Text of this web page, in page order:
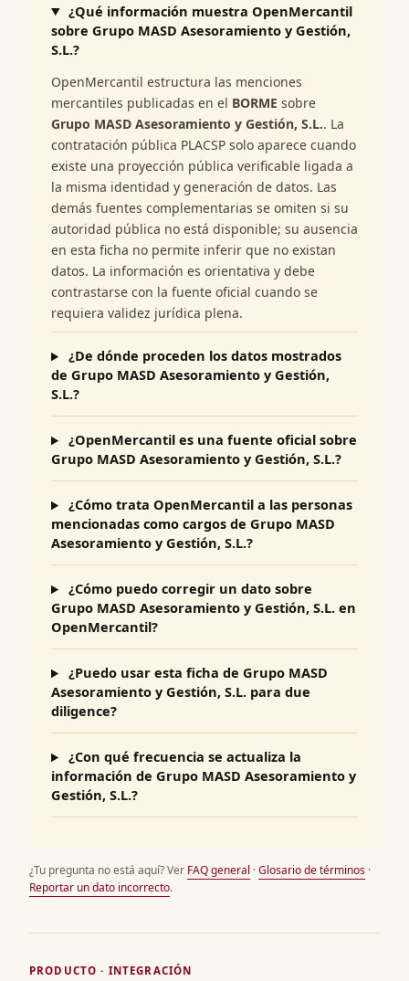
¿Qué información muestra OpenMercantil
sobre Grupo MASD Asesoramiento y Gestión,
S.L.?
OpenMercantil estructura las menciones
mercantiles publicadas en el BORME sobre
Grupo MASD Asesoramiento y Gestión, S.L.. La
contratación pública PLACSP solo aparece cuando
existe una proyección pública verificable ligada a
la misma identidad y generación de datos. Las
demás fuentes complementarias se omiten si su
autoridad pública no está disponible; su ausencia
en esta ficha no permite inferir que no existan
datos. La información es orientativa y debe
contrastarse con la fuente oficial cuando se
requiera validez jurídica plena.
¿De dónde proceden los datos mostrados
de Grupo MASD Asesoramiento y Gestión,
S.L.?
¿OpenMercantil es una fuente oficial sobre
Grupo MASD Asesoramiento y Gestión, S.L.?
¿Cómo trata OpenMercantil a las personas
mencionadas como cargos de Grupo MASD
Asesoramiento y Gestión, S.L.?
¿Cómo puedo corregir un dato sobre
Grupo MASD Asesoramiento y Gestión, S.L. en
OpenMercantil?
¿Puedo usar esta ficha de Grupo MASD
Asesoramiento y Gestión, S.L. para due
diligence?
¿Con qué frecuencia se actualiza la
información de Grupo MASD Asesoramiento y
Gestión, S.L.?
¿Tu pregunta no está aquí? Ver FAQ general ·Glosario de términos ·
Reportar un dato incorrecto.
PRODUCTO · INTEGRACIÓN